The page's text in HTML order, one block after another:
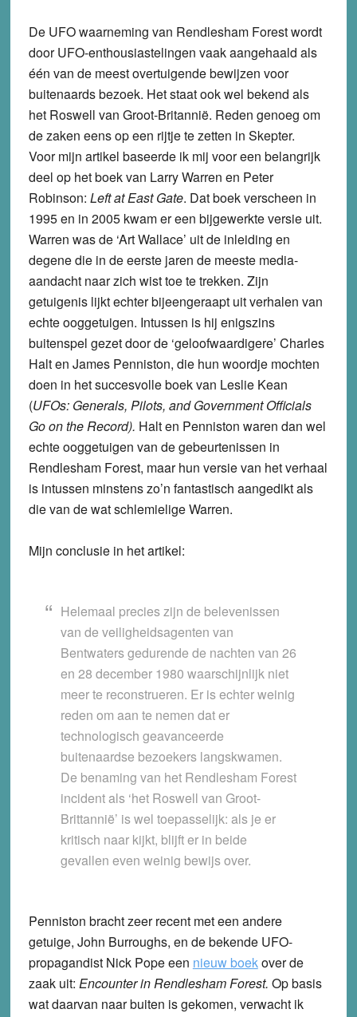
De UFO waarneming van Rendlesham Forest wordt
door UFO-enthousiastelingen vaak aangehaald als
één van de meest overtuigende bewijzen voor
buitenaards bezoek. Het staat ook wel bekend als
het Roswell van Groot-Britannië. Reden genoeg om
de zaken eens op een rijtje te zetten in Skepter.
Voor mijn artikel baseerde ik mij voor een belangrijk
deel op het boek van Larry Warren en Peter
Robinson: Left at East Gate. Dat boek verscheen in
1995 en in 2005 kwam er een bijgewerkte versie uit.
Warren was de ‘Art Wallace’ uit de inleiding en
degene die in de eerste jaren de meeste media-
aandacht naar zich wist toe te trekken. Zijn
getuigenis lijkt echter bijeengeraapt uit verhalen van
echte ooggetuigen. Intussen is hij enigszins
buitenspel gezet door de ‘geloofwaardigere’ Charles
Halt en James Penniston, die hun woordje mochten
doen in het succesvolle boek van Leslie Kean
(UFOs: Generals, Pilots, and Government Officials
Go on the Record). Halt en Penniston waren dan wel
echte ooggetuigen van de gebeurtenissen in
Rendlesham Forest, maar hun versie van het verhaal
is intussen minstens zo’n fantastisch aangedikt als
die van de wat schlemielige Warren.
Mijn conclusie in het artikel:
Helemaal precies zijn de belevenissen
van de veiligheidsagenten van
Bentwaters gedurende de nachten van 26
en 28 december 1980 waarschijnlijk niet
meer te reconstrueren. Er is echter weinig
reden om aan te nemen dat er
technologisch geavanceerde
buitenaardse bezoekers langskwamen.
De benaming van het Rendlesham Forest
incident als ‘het Roswell van Groot-
Brittannië’ is wel toepasselijk: als je er
kritisch naar kijkt, blijft er in beide
gevallen even weinig bewijs over.
Penniston bracht zeer recent met een andere
getuige, John Burroughs, en de bekende UFO-
propagandist Nick Pope een nieuw boekover de
zaak uit: Encounter in Rendlesham Forest. Op basis
wat daarvan naar buiten is gekomen, verwacht ik